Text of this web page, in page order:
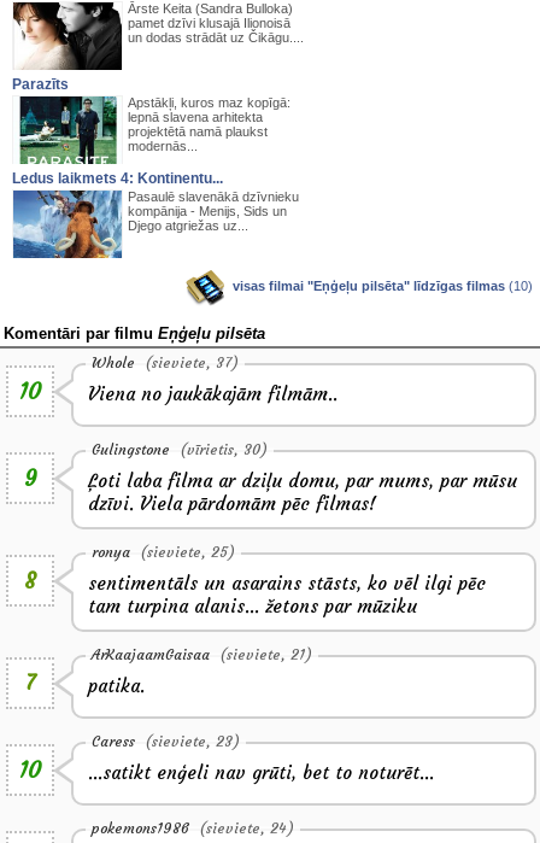
Ārste Keita (Sandra Bulloka)
pamet dzīvi klusajā Ilionoisā
un dodas strādāt uz Čikāgu....
Parazīts
Apstākļi, kuros maz kopīgā:
lepnā slavena arhitekta
projektētā namā plaukst
modernās...
Ledus laikmets 4: Kontinentu...
Pasaulē slavenākā dzīvnieku
kompānija - Menijs, Sids un
Djego atgriežas uz...
visas filmai "Eņģeļu pilsēta" līdzīgas filmas (10)
Komentāri par filmu Eņģeļu pilsēta
10
Whole (sieviete, 37)
Viena no jaukākajām filmām..
9
Gulingstone (vīrietis, 30)
Ļoti laba filma ar dziļu domu, par mums, par mūsu
dzīvi. Viela pārdomām pēc filmas!
8
ronya (sieviete, 25)
sentimentāls un asarains stāsts, ko vēl ilgi pēc
tam turpina alanis... žetons par mūziku
7
ArKaajaamGaisaa (sieviete, 21)
patika.
10
Caress (sieviete, 23)
...satikt enģeli nav grūti, bet to noturēt...
pokemons1986 (sieviete, 24)